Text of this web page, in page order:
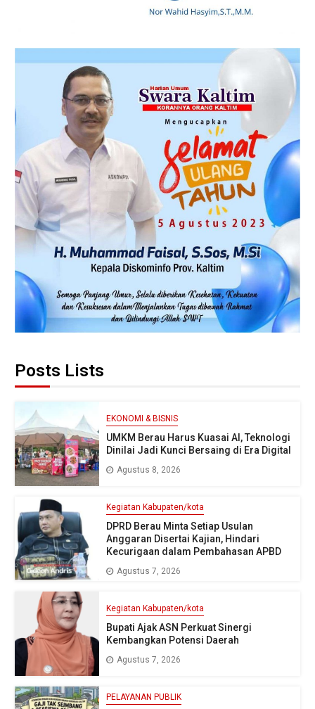
Posts Lists
EKONOMI & BISNIS
UMKM Berau Harus Kuasai AI, Teknologi
Dinilai Jadi Kunci Bersaing di Era Digital
Agustus 8, 2026
Kegiatan Kabupaten/kota
DPRD Berau Minta Setiap Usulan
Anggaran Disertai Kajian, Hindari
Kecurigaan dalam Pembahasan APBD
Agustus 7, 2026
Kegiatan Kabupaten/kota
Bupati Ajak ASN Perkuat Sinergi
Kembangkan Potensi Daerah
Agustus 7, 2026
PELAYANAN PUBLIK